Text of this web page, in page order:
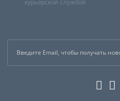
курьерской службой